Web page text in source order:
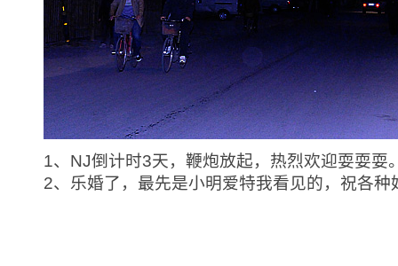
1、NJ倒计时3天，鞭炮放起，热烈欢迎耍耍耍
2、乐婚了，最先是小明爱特我看见的，祝各种